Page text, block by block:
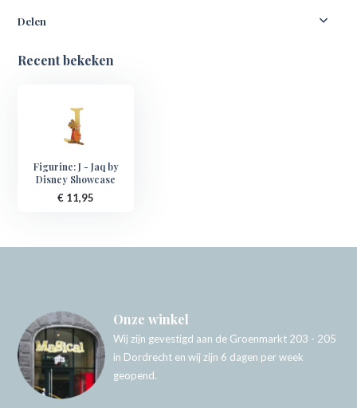
Delen
Recent bekeken
Figurine: J - Jaq by
Disney Showcase
€ 11,95
Onze winkel
Wij zijn gevestigd aan de Groenmarkt 203 - 205
in Dordrecht en wij zijn 6 dagen per week
geopend.